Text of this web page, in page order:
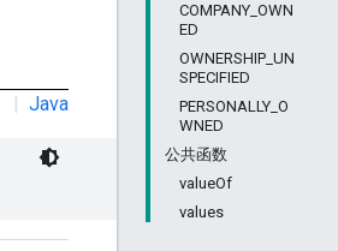
COMPANY_OWN
ED
OWNERSHIP_UN
SPECIFIED
PERSONALLY_O
WNED
公共函数
valueOf
values
| Java